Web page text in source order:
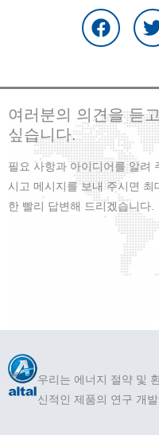
a
c
e
o
o
k
여러분의 의견을 듣고
싶습니다.
필요 사항과 아이디어를 알려
시고 메시지를 보내 주시면 최
한 빨리 답변해 드리겠습니다.
우리는 에너지 절약 및
신적인 제품의 연구 개